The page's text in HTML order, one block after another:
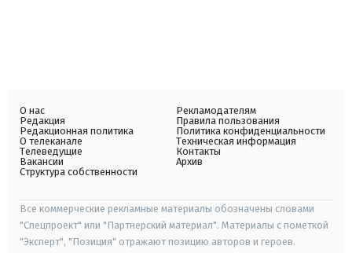
О нас
Редакция
Редакционная политика
О телеканале
Телеведущие
Вакансии
Структура собственности
Рекламодателям
Правила пользования
Политика конфиденциальности
Техническая информация
Контакты
Архив
Все коммерческие рекламные материалы обозначены словами
"Спецпроект" или "Партнерский материал". Материалы с пометкой
"Эксперт", "Позиция" отражают позицию авторов и героев.